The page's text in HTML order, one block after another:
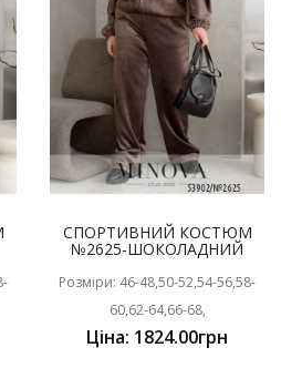
СПОРТИВНИЙ КОСТЮМ
№2625-ШОКОЛАДНИЙ
Розміри: 46-48,50-52,54-56,58-
60,62-64,66-68,
Ціна: 1824.00грн